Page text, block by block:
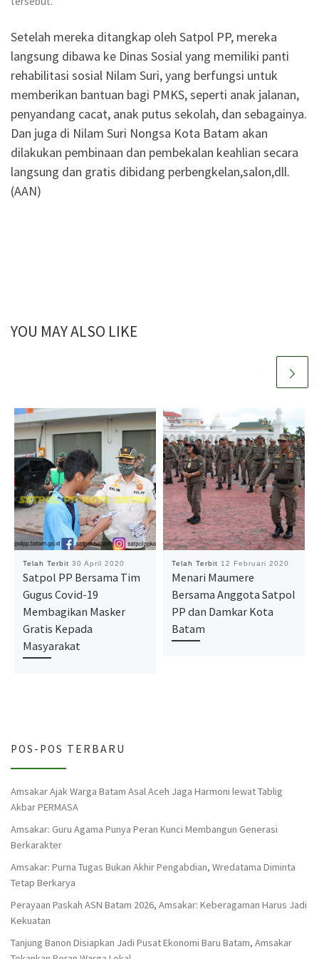
Setelah mereka ditangkap oleh Satpol PP, mereka
langsung dibawa ke Dinas Sosial yang memiliki panti
rehabilitasi sosial Nilam Suri, yang berfungsi untuk
memberikan bantuan bagi PMKS, seperti anak jalanan,
penyandang cacat, anak putus sekolah, dan sebagainya.
Dan juga di Nilam Suri Nongsa Kota Batam akan
dilakukan pembinaan dan pembekalan keahlian secara
langsung dan gratis dibidang perbengkelan,salon,dll.
(AAN)
YOU MAY ALSO LIKE
Telah Terbit 30 April 2020
Satpol PP Bersama Tim
Gugus Covid-19
Membagikan Masker
Gratis Kepada
Masyarakat
Telah Terbit 12 Februari 2020
Menari Maumere
Bersama Anggota Satpol
PP dan Damkar Kota
Batam
POS-POS TERBARU
Amsakar Ajak Warga Batam Asal Aceh Jaga Harmoni lewat Tablig
Akbar PERMASA
Amsakar: Guru Agama Punya Peran Kunci Membangun Generasi
Berkarakter
Amsakar: Purna Tugas Bukan Akhir Pengabdian, Wredatama Diminta
Tetap Berkarya
Perayaan Paskah ASN Batam 2026, Amsakar: Keberagaman Harus Jadi
Kekuatan
Tanjung Banon Disiapkan Jadi Pusat Ekonomi Baru Batam, Amsakar